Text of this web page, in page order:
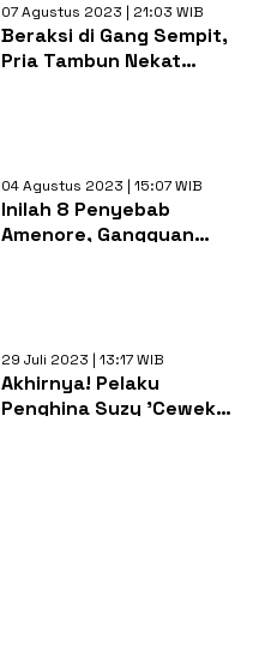
07 Agustus 2023 | 21:03 WIB
Beraksi di Gang Sempit,
Pria Tambun Nekat
04 Agustus 2023 | 15:07 WIB
Inilah 8 Penyebab
Amenore, Gangguan
29 Juli 2023 | 13:17 WIB
Akhirnya! Pelaku
Penghina Suzy 'Cewek